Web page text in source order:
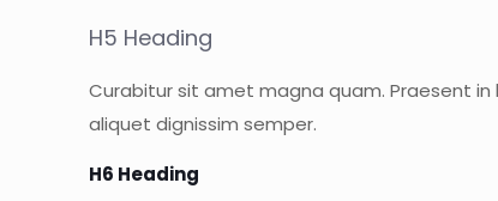
H5 Heading
Curabitur sit amet magna quam. Praesent
aliquet dignissim semper.
H6 Heading